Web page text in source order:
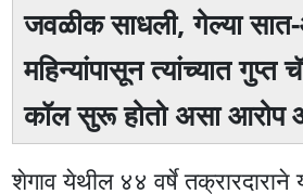
जवळीक साधली, गेल्या
महिन्यांपासून त्यांच्यात गुप्त
कॉल सुरू होतो असा आरोप
शेगाव येथील ४४ वर्षे तक्रारदाराने